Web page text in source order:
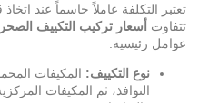
تتفاوت
أسعار تركيب التكييف
عوامل رئيسية:
نوع التكييف: المكيفات
النوافذ، ثم المكيفات